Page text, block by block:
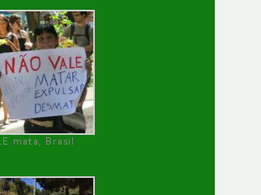
mata, Brasil